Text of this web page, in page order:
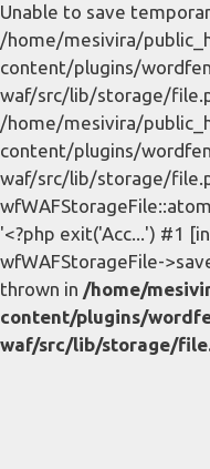
Unable to save
/home/mesivira/
content/plugins/
waf/src/lib/storage/
/home/mesivira/
content/plugins/
waf/src/lib/storage/
'<?php exit('Acc...') #1
wfWAFStorageFile-
thrown in /home/
content/plugins/
waf/src/lib/storage/